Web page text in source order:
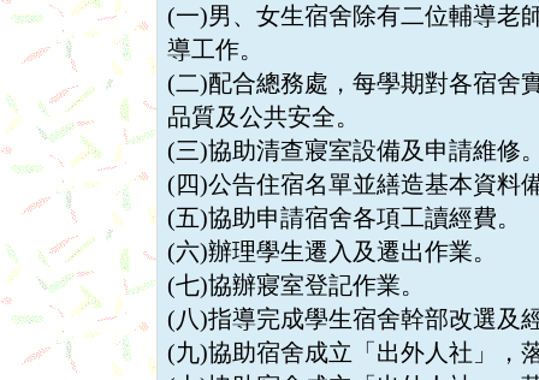
(一)男、女生宿舍除有二位輔導老
導工作。
(二)配合總務處，每學期對各宿舍
品質及公共安全。
(三)協助清查寢室設備及申請維修
(四)公告住宿名單並繕造基本資料
(五)協助申請宿舍各項工讀經費。
(六)辦理學生遷入及遷出作業。
(七)協辦寢室登記作業。
(八)指導完成學生宿舍幹部改選及
(九)協助宿舍成立「出外人社」，